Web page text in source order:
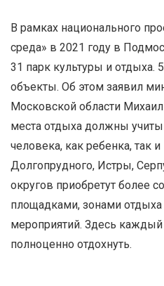
В рамках национального
среда» в 2021 году в
31 парк культуры и отдыха.
объекты. Об этом заявил
Московской области
места отдыха должны
человека, как ребенка, так
Долгопрудного, Истры,
округов приобретут более
площадками, зонами
мероприятий. Здесь
полноценно отдохнуть.